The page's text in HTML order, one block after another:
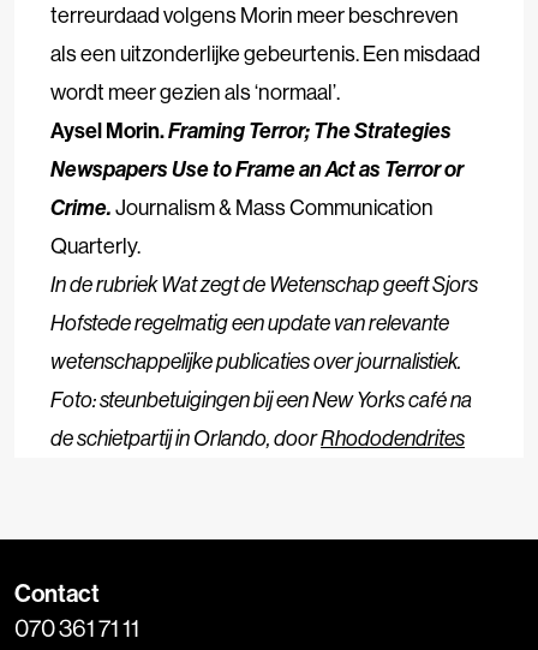
terreurdaad volgens Morin meer beschreven
als een uitzonderlijke gebeurtenis. Een misdaad
wordt meer gezien als ‘normaal’.
Aysel Morin.Framing Terror; The Strategies
Newspapers Use to Frame an Act as Terror or
Crime.Journalism & Mass Communication
Quarterly.
In de rubriek Wat zegt de Wetenschap geeft Sjors
Hofstede regelmatig een update van relevante
wetenschappelijke publicaties over journalistiek.
Foto: steunbetuigingen bij een New Yorks café na
de schietpartij in Orlando, doorRhododendrites
Contact
070 361 71 11